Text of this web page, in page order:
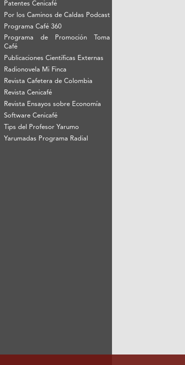
Patentes Cenicafé
Por los Caminos de Caldas Podcast
Programa Café 360
Programa de Promoción Toma
Café
Publicaciones Científicas Externas
Radionovela Mi Finca
Revista Cafetera de Colombia
Revista Cenicafé
Revista Ensayos sobre Economía
Software Cenicafé
Tips del Profesor Yarumo
Yarumadas Programa Radial